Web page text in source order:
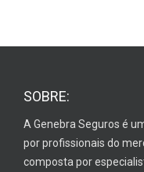
SOBRE:
A Genebra Seguros é
por profissionais do
composta por